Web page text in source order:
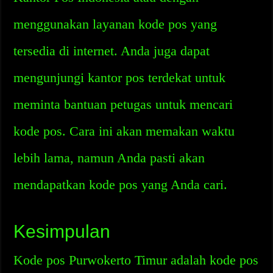
menggunakan layanan kode pos yang
tersedia di internet. Anda juga dapat
mengunjungi kantor pos terdekat untuk
meminta bantuan petugas untuk mencari
kode pos. Cara ini akan memakan waktu
lebih lama, namun Anda pasti akan
mendapatkan kode pos yang Anda cari.
Kesimpulan
Kode pos Purwokerto Timur adalah kode pos